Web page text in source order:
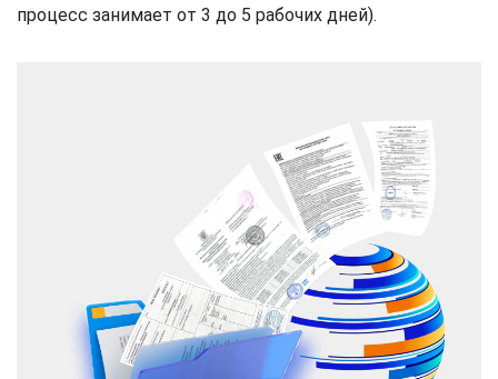
процесс занимает от 3 до 5 рабочих дней).